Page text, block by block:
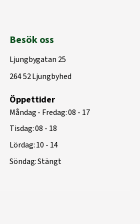
Besök oss
Ljungbygatan 25
264 52 Ljungbyhed
Öppettider
Måndag - Fredag: 08 - 17
Tisdag: 08 - 18
Lördag: 10 - 14
Söndag: Stängt